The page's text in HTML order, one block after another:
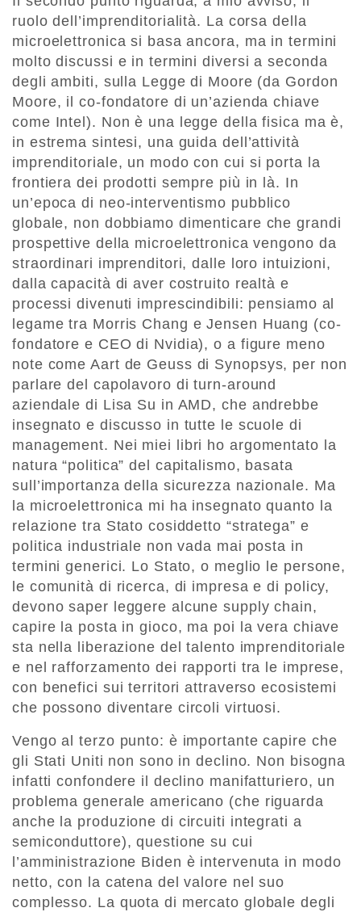
ruolo dell’imprenditorialità. La corsa della
microelettronica si basa ancora, ma in termini
molto discussi e in termini diversi a seconda
degli ambiti, sulla Legge di Moore (da Gordon
Moore, il co-fondatore di un’azienda chiave
come Intel). Non è una legge della fisica ma è,
in estrema sintesi, una guida dell’attività
imprenditoriale, un modo con cui si porta la
frontiera dei prodotti sempre più in là. In
un’epoca di neo-interventismo pubblico
globale, non dobbiamo dimenticare che grandi
prospettive della microelettronica vengono da
straordinari imprenditori, dalle loro intuizioni,
dalla capacità di aver costruito realtà e
processi divenuti imprescindibili: pensiamo al
legame tra Morris Chang e Jensen Huang (co-
fondatore e CEO di Nvidia), o a figure meno
note come Aart de Geuss di Synopsys, per non
parlare del capolavoro di turn-around
aziendale di Lisa Su in AMD, che andrebbe
insegnato e discusso in tutte le scuole di
management. Nei miei libri ho argomentato la
natura “politica” del capitalismo, basata
sull’importanza della sicurezza nazionale. Ma
la microelettronica mi ha insegnato quanto la
relazione tra Stato cosiddetto “stratega” e
politica industriale non vada mai posta in
termini generici. Lo Stato, o meglio le persone,
le comunità di ricerca, di impresa e di policy,
devono saper leggere alcune supply chain,
capire la posta in gioco, ma poi la vera chiave
sta nella liberazione del talento imprenditoriale
e nel rafforzamento dei rapporti tra le imprese,
con benefici sui territori attraverso ecosistemi
che possono diventare circoli virtuosi.
Vengo al terzo punto: è importante capire che
gli Stati Uniti non sono in declino. Non bisogna
infatti confondere il declino manifatturiero, un
problema generale americano (che riguarda
anche la produzione di circuiti integrati a
semiconduttore), questione su cui
l’amministrazione Biden è intervenuta in modo
netto, con la catena del valore nel suo
complesso. La quota di mercato globale degli